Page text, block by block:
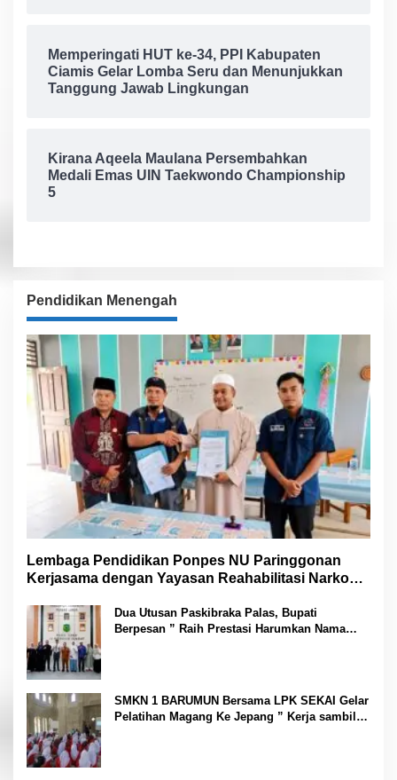
Memperingati HUT ke-34, PPI Kabupaten
Ciamis Gelar Lomba Seru dan Menunjukkan
Tanggung Jawab Lingkungan
Kirana Aqeela Maulana Persembahkan
Medali Emas UIN Taekwondo Championship
5
Pendidikan Menengah
Lembaga Pendidikan Ponpes NU Paringgonan
Kerjasama dengan Yayasan Reahabilitasi Narkoba
Dua Utusan Paskibraka Palas, Bupati
Berpesan ” Raih Prestasi Harumkan Nama
SMKN 1 BARUMUN Bersama LPK SEKAI Gelar
Pelatihan Magang Ke Jepang ” Kerja sambil